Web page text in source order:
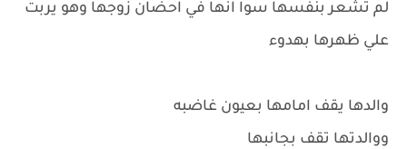
لم تشعر بنفسها سوا انها في احضان زوجها وهو يربت
علي ظهرها بهدوء
والدها يقف امامها بعيون غاضبه
ووالدتها تقف بجانبها